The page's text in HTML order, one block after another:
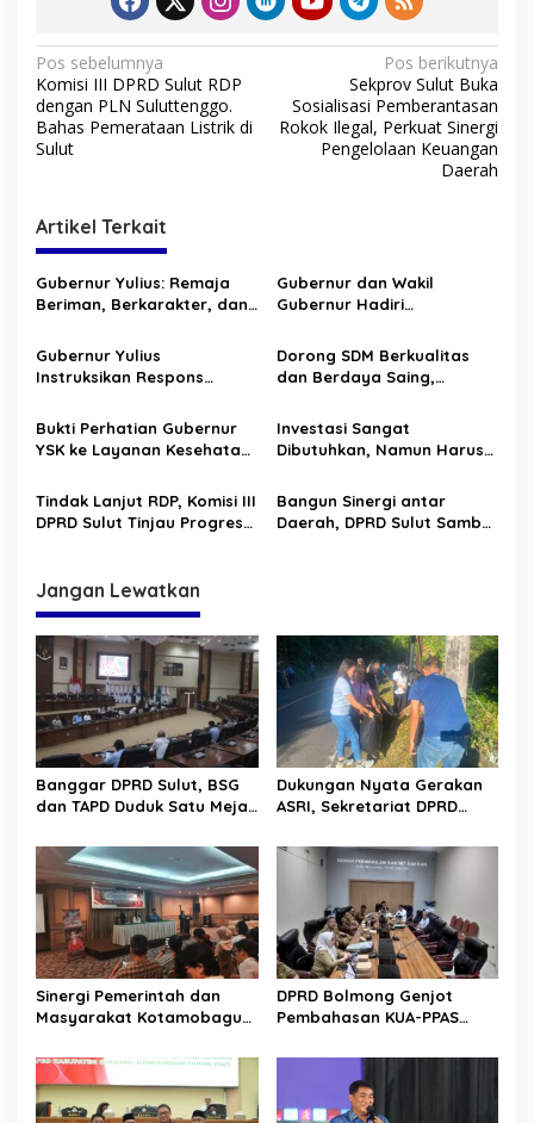
N
a
v
a
s
i
o
Pos sebelumnya
Komisi III DPRD Sulut RDP
dengan PLN Suluttenggo.
Bahas Pemerataan Listrik di
Sulut
Pos berikutnya
Sekprov Sulut Buka
Sosialisasi Pemberantasan
Rokok Ilegal, Perkuat Sinergi
Pengelolaan Keuangan
Daerah
Artikel Terkait
Gubernur Yulius: Remaja
Beriman, Berkarakter, dan
Sulawesi Utara
Gubernur dan Wakil
Gubernur Hadiri
Lapangan God Bless
Tondano
Gubernur Yulius
Instruksikan Respons
Pemprov Sulut Meluncur ke
Sangihe
Dorong SDM Berkualitas
dan Berdaya Saing,
ini Pada Lulusan Pendidikan
Vokasi di Bitung
Bukti Perhatian Gubernur
YSK ke Layanan Kesehatan
Laksanakan Operasi
Perdana Tumor Usus Besar
Investasi Sangat
Dibutuhkan, Namun Harus
dan Ramah Lingkungan
Tindak Lanjut RDP, Komisi III
DPRD Sulut Tinjau Progres
Bangun Sinergi antar
Daerah, DPRD Sulut Sambut
Jangan Lewatkan
Banggar DPRD Sulut, BSG
dan TAPD Duduk Satu Meja.
Rp30 Milyar ke BSG
Dukungan Nyata Gerakan
ASRI, Sekretariat DPRD
Jalan Manado – Tomohon
Sinergi Pemerintah dan
Masyarakat Kotamobagu
Golda Pinontoan
DPRD Bolmong Genjot
Pembahasan KUA-PPAS